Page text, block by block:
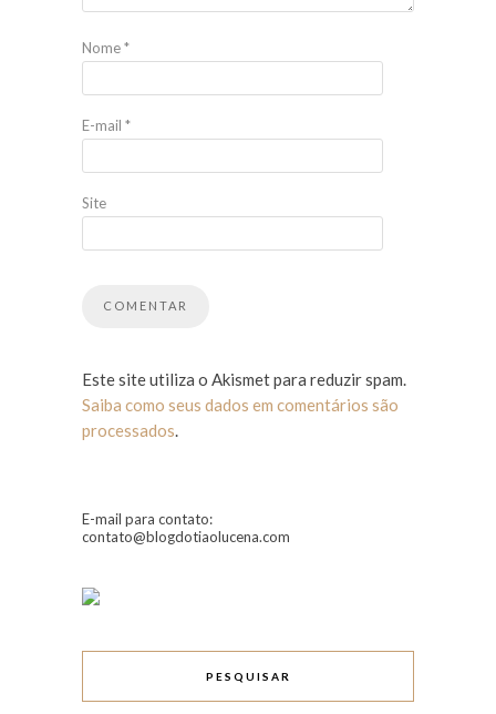
Nome*
E-mail *
Site
Este site utiliza o Akismet para reduzir spam.
Saiba como seus dados em comentários são
processados.
E-mail para contato:
contato@blogdotiaolucena.com
PESQUISAR